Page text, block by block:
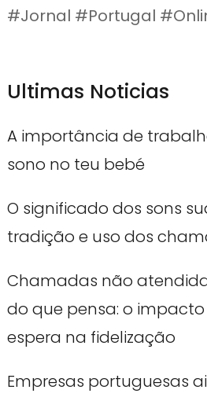
#Jornal #Portugal
Ultimas Noticias
A importância de
sono no teu bebé
O significado dos sons
tradição e uso dos
Chamadas não
do que pensa: o
espera na fidelização
Empresas portuguesas